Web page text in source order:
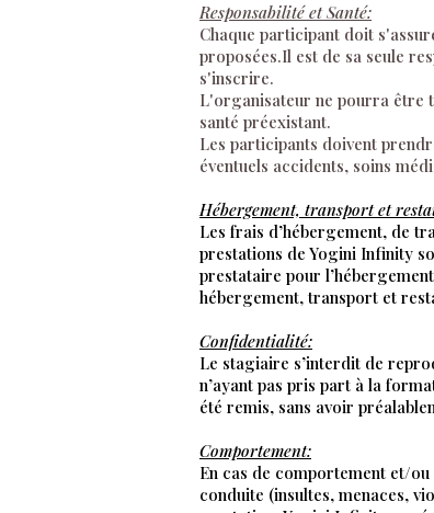
Responsabilité et Santé:
Chaque participant doit
proposées.Il est de sa seule
s'inscrire.
L'organisateur ne pourra être
santé préexistant.
Les participants doivent
éventuels accidents, soins
Hébergement, transport et
Les frais d’hébergement, de
prestations de Yogini Infinity
prestataire pour
hébergement, transport et
Confidentialité:
Le stagiaire s’interdit de
n’ayant pas pris part à la
été remis, sans avoir
Comportement:
En cas de comportement et/
conduite (insultes, menaces,